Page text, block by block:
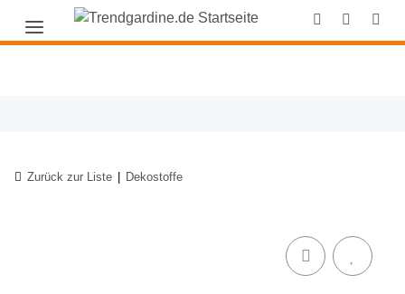
Zurück zur Liste Dekostoffe